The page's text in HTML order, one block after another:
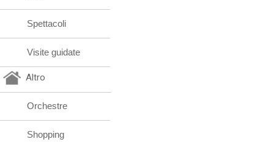
Spettacoli
Visite guidate
Altro
Orchestre
Shopping